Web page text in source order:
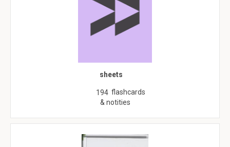
sheets
194 flashcards
& notities